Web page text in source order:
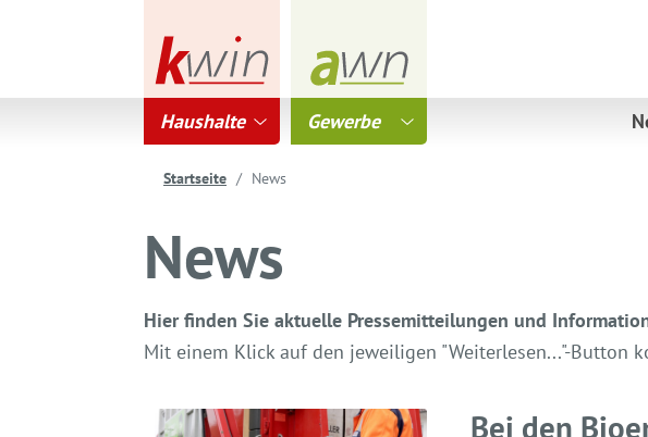
Haushalte Gewerbe
Startseite News
News
Hier finden Sie aktuelle Pressemitteilungen und
Mit einem Klick auf den jeweiligen "Weiterlesen..."-Button
Bei den